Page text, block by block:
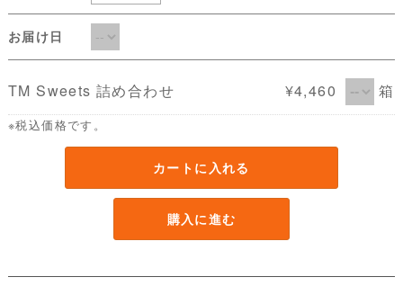
お届け日
TM Sweets 詰め合わせ ¥4,460 箱
※税込価格です。
カートに入れる
購入に進む